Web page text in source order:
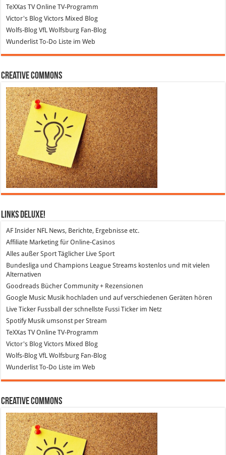
TeXXas TVOnline TV-Programm
Victor's Blog Victors Mixed Blog
Wolfs-Blog VfL Wolfsburg Fan-Blog
WunderlistTo-Do Liste im Web
Creative Commons
Links DeLuXe!
AF Insider NFL News, Berichte, Ergebnisse etc.
Affiliate Marketing für Online-Casinos
Alles außer Sport Täglicher Live Sport
Bundesliga und Champions League Streams kostenlos und mit vielen
Alternativen
Goodreads Bücher Community + Rezensionen
Google Music Musik hochladen und auf verschiedenen Geräten hören
Live Ticker Fussball der schnellste Fussi Ticker im Netz
SpotifyMusik umsonst per Stream
TeXXas TVOnline TV-Programm
Victor's Blog Victors Mixed Blog
Wolfs-Blog VfL Wolfsburg Fan-Blog
Wunderlist To-Do Liste im Web
Creative Commons